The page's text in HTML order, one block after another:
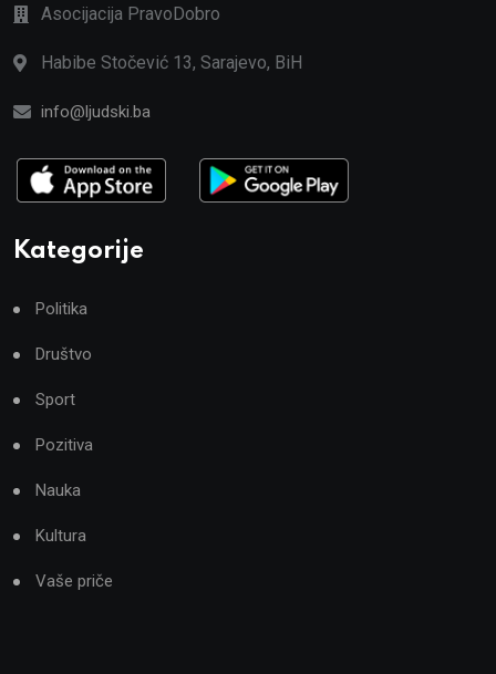
Asocijacija PravoDobro
Habibe Stočević 13, Sarajevo, BiH
info@ljudski.ba
Kategorije
Politika
Društvo
Sport
Pozitiva
Nauka
Kultura
Vaše priče